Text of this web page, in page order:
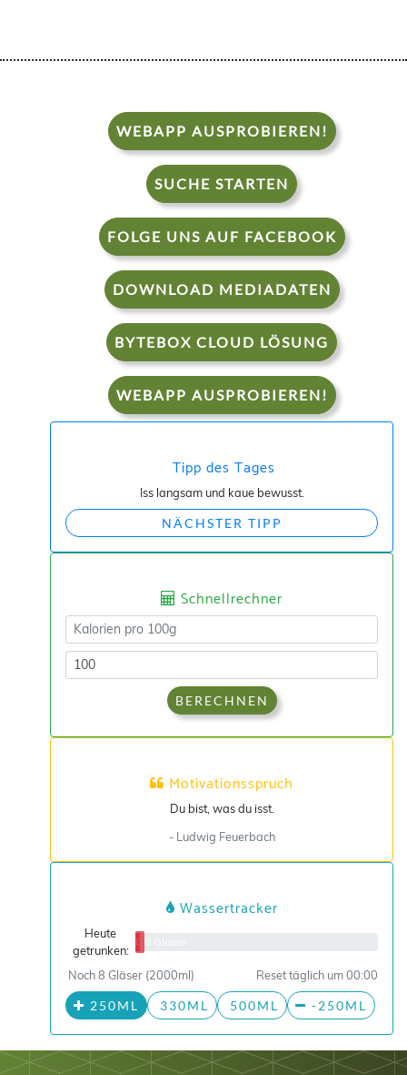
WEBAPP AUSPROBIEREN!
SUCHE STARTEN
FOLGE UNS AUF FACEBOOK
DOWNLOAD MEDIADATEN
BYTEBOX CLOUD LÖSUNG
WEBAPP AUSPROBIEREN!
Tipp des Tages
Iss langsam und kaue bewusst.
NÄCHSTER TIPP
Schnellrechner
BERECHNEN
Motivationsspruch
Du bist, was du isst.
- Ludwig Feuerbach
Wassertracker
Heute
getrunken:
0/8 Gläser
Noch 8 Gläser (2000ml) Reset täglich um 00:00
250ML 330ML 500ML -250ML